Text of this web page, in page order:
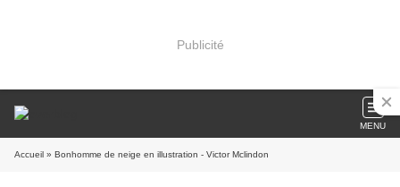
Publicité
MENU
Accueil » Bonhomme de neige en illustration - Victor Mclindon